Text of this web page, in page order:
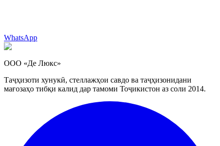
WhatsApp
ООО «Де Люкс»
Таҷҳизоти хунукӣ, стеллажҳои савдо ва таҷҳизонидани
мағозаҳо тибқи калид дар тамоми Тоҷикистон аз соли 2014.